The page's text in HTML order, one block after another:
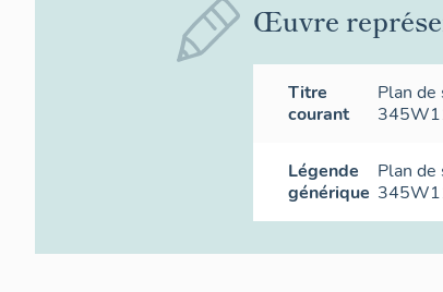
Œuvre
Titre
courant
Plan
Légende
générique
Plan